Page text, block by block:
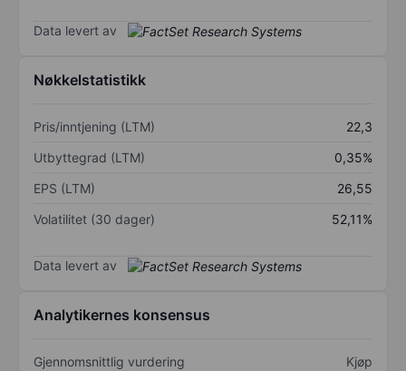
Data levert av
Nøkkelstatistikk
Pris/inntjening (LTM)
22,3
Utbyttegrad (LTM)
0,35%
EPS (LTM)
26,55
Volatilitet (30 dager)
52,11%
Data levert av
Analytikernes konsensus
Gjennomsnittlig vurdering Kjøp